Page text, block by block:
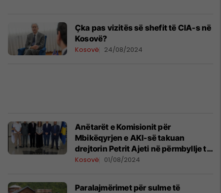
Çka pas vizitës së shefit të CIA-s në
Kosovë?
Kosovë 24/08/2024
Anëtarët e Komisionit për
Mbikëqyrjen e AKI-së takuan
drejtorin Petrit Ajeti në përmbyllje të
sesionit pranveror të Kuvendit
Kosovë 01/08/2024
Paralajmërimet për sulme të